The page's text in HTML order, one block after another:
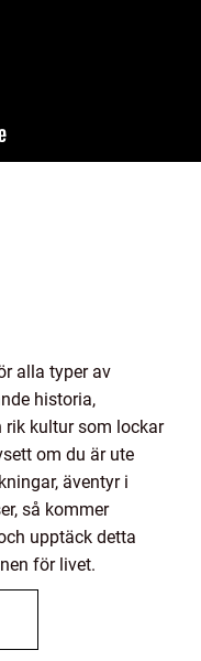
alla typer av
historia,
kultur som lockar
om du är ute
äventyr i
så kommer
upptäck detta
för livet.